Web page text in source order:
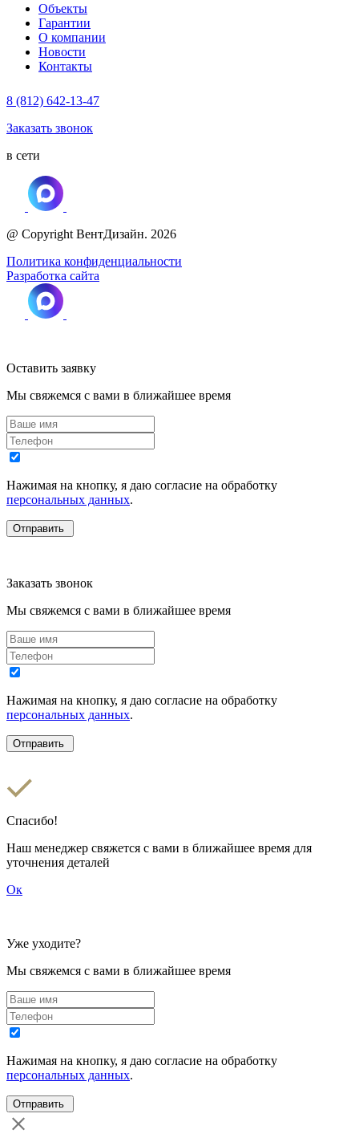
Объекты
Гарантии
О компании
Новости
Контакты
8 (812) 642-13-47
Заказать звонок
в сети
@ Copyright ВентДизайн. 2026
Политика конфиденциальности
Разработка сайта
Оставить заявку
Мы свяжемся с вами в ближайшее время
Нажимая на кнопку, я даю согласие на обработку
персональных данных.
Заказать звонок
Мы свяжемся с вами в ближайшее время
Нажимая на кнопку, я даю согласие на обработку
персональных данных.
Спасибо!
Наш менеджер свяжется с вами в ближайшее время для
уточнения деталей
Ок
Уже уходите?
Мы свяжемся с вами в ближайшее время
Нажимая на кнопку, я даю согласие на обработку
персональных данных.